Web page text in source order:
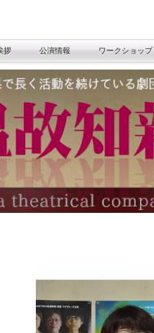
拶 公演情報 ワークショップ